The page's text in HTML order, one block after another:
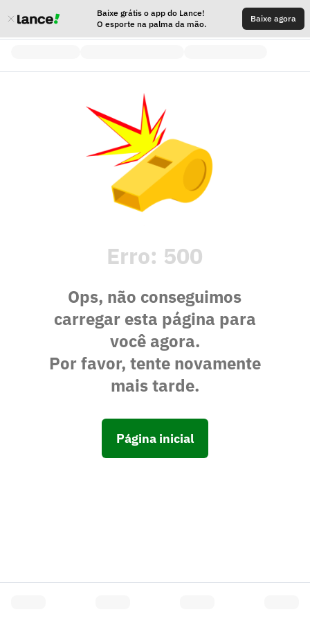
Baixe grátis o app do Lance!
O esporte na palma da mão.
Baixe agora
Erro: 500
Ops, não conseguimos
carregar esta página para
você agora.
Por favor, tente novamente
mais tarde.
Página inicial